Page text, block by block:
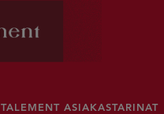
TALEMENT ASIAKASTARINAT